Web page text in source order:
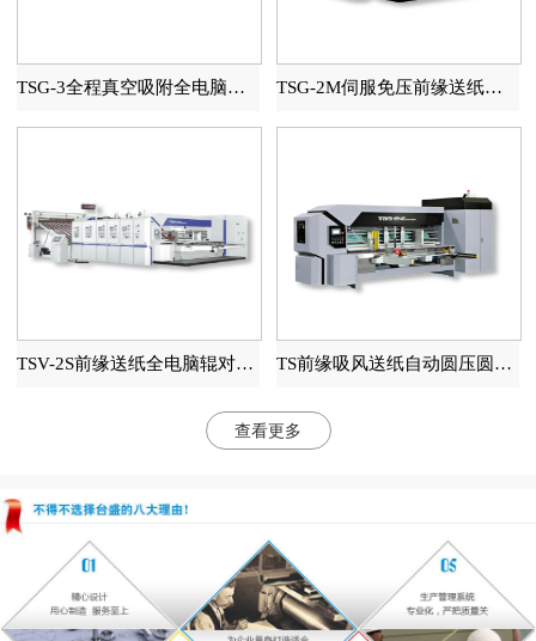
TSG-3全程真空吸附全电脑高速印刷开槽模切机 TSG-2M伺服免压前缘送纸自动水性印刷开槽模切机（全程吸附）
TSV-2S前缘送纸全电脑辊对辊高速印刷开槽模切机 TS前缘吸风送纸自动圆压圆模切机
查看更多